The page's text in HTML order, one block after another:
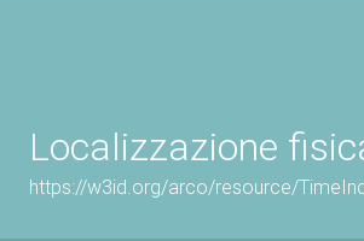
Localizzazione
https://w3id.org/arco/resource/